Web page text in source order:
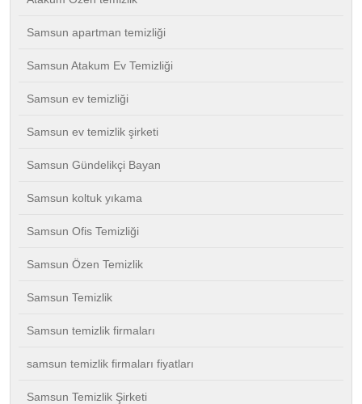
Samsun apartman temizliği
Samsun Atakum Ev Temizliği
Samsun ev temizliği
Samsun ev temizlik şirketi
Samsun Gündelikçi Bayan
Samsun koltuk yıkama
Samsun Ofis Temizliği
Samsun Özen Temizlik
Samsun Temizlik
Samsun temizlik firmaları
samsun temizlik firmaları fiyatları
Samsun Temizlik Şirketi